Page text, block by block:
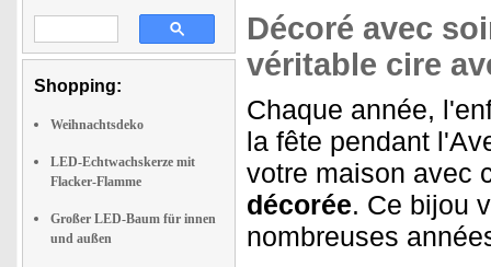
Shopping:
Weihnachtsdeko
LED-Echtwachskerze mit
Flacker-Flamme
Großer LED-Baum für innen
und außen
Décoré avec
véritable cire
Chaque année,
la fête pendant
votre maison avec
décorée. Ce bijou
nombreuses